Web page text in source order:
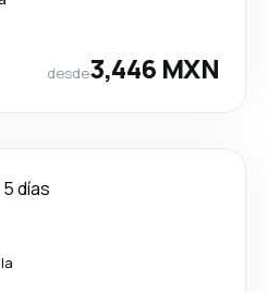
desde3,446 MXN
5 días